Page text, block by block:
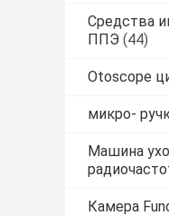
Средства
ППЭ (44)
Otoscope
микро-
Машина
Камера